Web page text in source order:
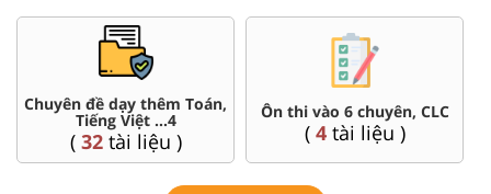
6 chuyên, CLC
liệu )
Bài tập cuối tuần Toán,
Tiếng Việt
tài liệu )
Đề thi giữa